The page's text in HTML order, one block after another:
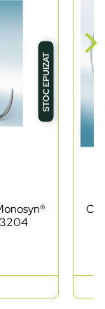
STOC EPUIZAT